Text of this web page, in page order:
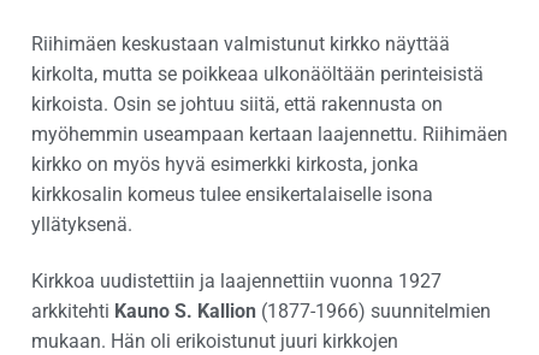
Riihimäen keskustaan valmistunut kirkko näyttää
kirkolta, mutta se poikkeaa ulkonäöltään perinteisistä
kirkoista. Osin se johtuu siitä, että rakennusta on
myöhemmin useampaan kertaan laajennettu. Riihimäen
kirkko on myös hyvä esimerkki kirkosta, jonka
kirkkosalin komeus tulee ensikertalaiselle isona
yllätyksenä.
Kirkkoa uudistettiin ja laajennettiin vuonna 1927
arkkitehti Kauno S. Kallion (1877-1966) suunnitelmien
mukaan. Hän oli erikoistunut juuri kirkkojen